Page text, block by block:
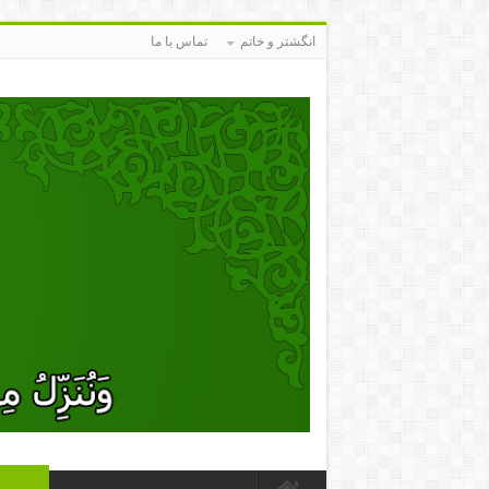
انگشتر و خاتم تماس با ما